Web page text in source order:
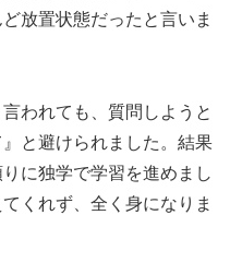
放置状態だったと言いま
われても、質問しようと
と避けられました。結果
に独学で学習を進めまし
くれず、全く身になりま